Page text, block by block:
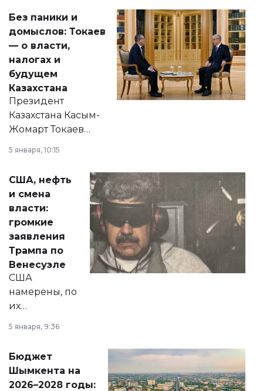
Без паники и
домыслов: Токаев
— о власти,
налогах и
будущем
Казахстана
Президент
Казахстана Касым-
Жомарт Токаев
сразу несколько
актуальных тем —
от слухов о
политических
реформах до
вопросов армии,
экономики и
личного здоровья.
5 января, 10:15
США, нефть
и смена
власти:
громкие
заявления
Трампа по
Венесуэле
США
намерены, по
их
принести
народу
Венесуэлы.
5 января, 9:36
Бюджет
Шымкента на
2026–2028 годы: